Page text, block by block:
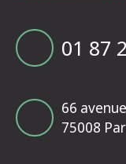
01 87
66
75008